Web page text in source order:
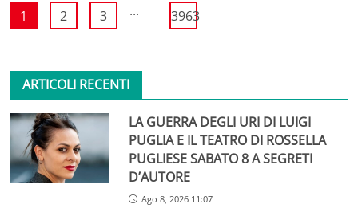
1 2 3 ... 3963
ARTICOLI RECENTI
LA GUERRA DEGLI URI DI LUIGI
PUGLIA E IL TEATRO DI ROSSELLA
PUGLIESE SABATO 8 A SEGRETI
D’AUTORE
Ago 8, 2026 11:07